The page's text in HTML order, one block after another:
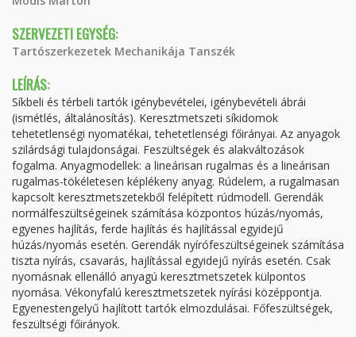
SZERVEZETI EGYSÉG:
Tartószerkezetek Mechanikája Tanszék
LEÍRÁS:
Síkbeli és térbeli tartók igénybevételei, igénybevételi ábrái
(ismétlés, általánosítás). Keresztmetszeti síkidomok
tehetetlenségi nyomatékai, tehetetlenségi főirányai. Az anyagok
szilárdsági tulajdonságai. Feszültségek és alakváltozások
fogalma. Anyagmodellek: a lineárisan rugalmas és a lineárisan
rugalmas-tökéletesen képlékeny anyag. Rúdelem, a rugalmasan
kapcsolt keresztmetszetekből felépített rúdmodell. Gerendák
normálfeszültségeinek számítása központos húzás/nyomás,
egyenes hajlítás, ferde hajlítás és hajlítással egyidejű
húzás/nyomás esetén. Gerendák nyírófeszültségeinek számítása
tiszta nyírás, csavarás, hajlítással egyidejű nyírás esetén. Csak
nyomásnak ellenálló anyagú keresztmetszetek külpontos
nyomása. Vékonyfalú keresztmetszetek nyírási középpontja.
Egyenestengelyű hajlított tartók elmozdulásai. Főfeszültségek,
feszültségi főirányok.